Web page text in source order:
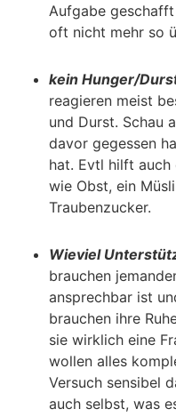
Aufgabe
oft nicht
kein Hunger/
reagieren meist
und Durst. Schau
davor gegessen
hat. Evtl hilft auch
wie Obst, ein
Wieviel
brauchen
ansprechbar ist
brauchen ihre
sie wirklich eine
wollen alles
Versuch sensibel
auch selbst, was